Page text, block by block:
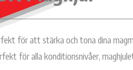
för att stärka och tona dina
för alla konditionsnivåer,